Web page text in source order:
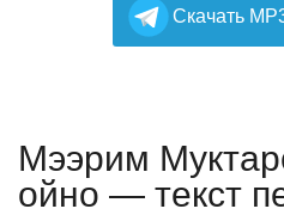
Cкачать
Мээрим
ойно — текст